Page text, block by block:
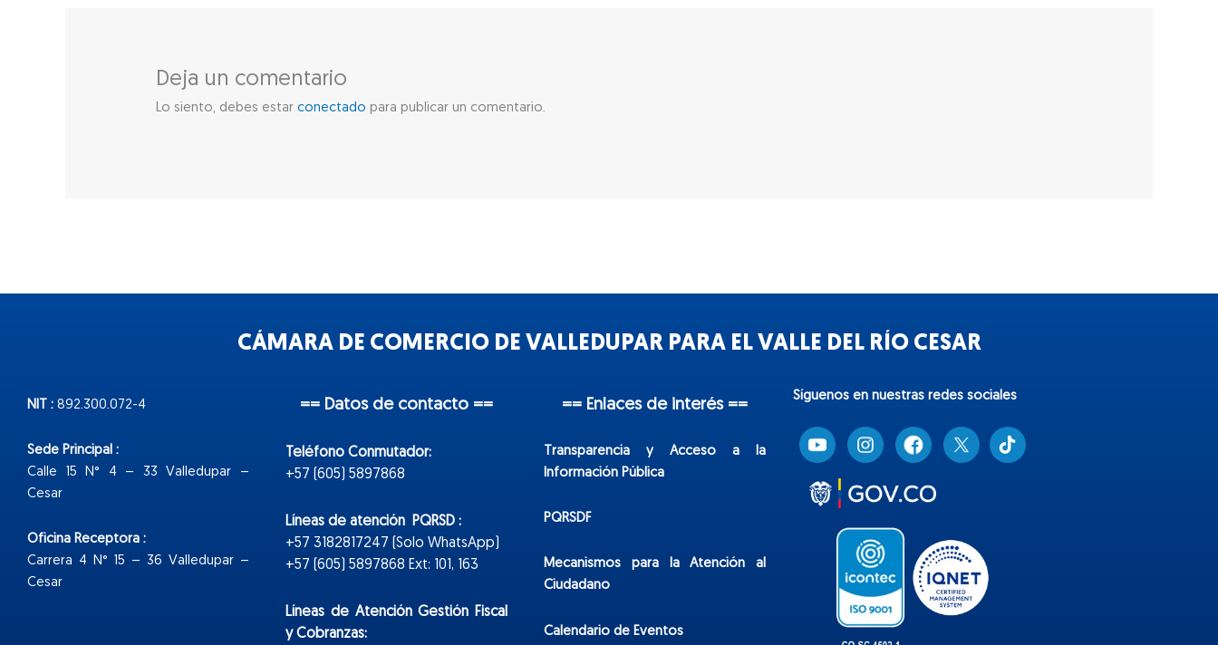
Deja un comentario
Lo siento, debes estarconectado para publicar un comentario.
CÁMARA DE COMERCIO DE VALLEDUPAR PARA EL VALLE DEL RÍO CESAR
NIT : 892.300.072-4
Sede Principal :
Calle 15 N° 4 – 33 Valledupar –
Cesar
Oficina Receptora :
Carrera 4 N° 15 – 36 Valledupar –
Cesar
== Datos de contacto ==
Teléfono Conmutador:
+57 (605) 5897868
Líneas de atención PQRSD :
+57 3182817247 (Solo WhatsApp)
+57 (605) 5897868 Ext: 101, 163
Líneas de Atención Gestión Fiscal
y Cobranzas:
== Enlaces de interés ==
Transparencia y Acceso a la
Información Pública
PQRSDF
Mecanismos para la Atención al
Ciudadano
Calendario de Eventos
Síguenos en nuestras redes sociales
T
i
k